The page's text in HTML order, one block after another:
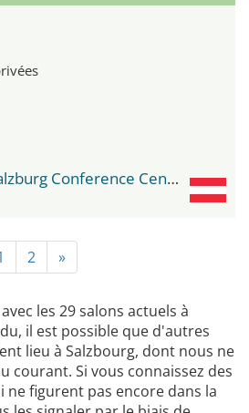
Wyndham Grand Salzburg Conference Centre
2 »
les 29 salons actuels à
il est possible que d'autres
lieu à Salzbourg, dont nous ne
courant. Si vous connaissez des
ne figurent pas encore dans la